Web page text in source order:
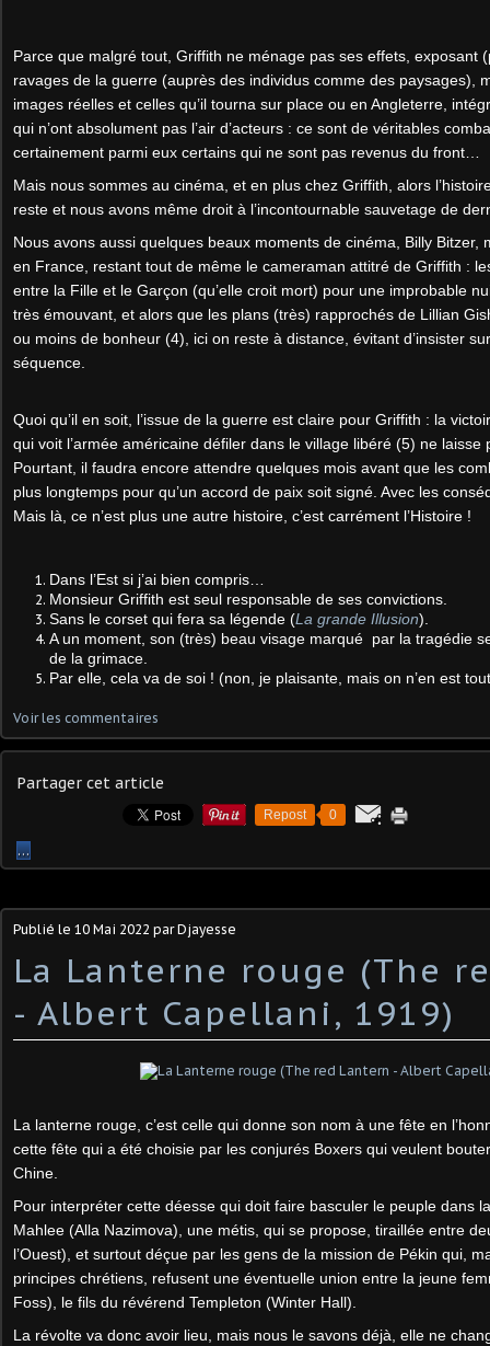
Parce que malgré tout, Griffith ne ménage pas ses effets, exposant
ravages de la guerre (auprès des individus comme des paysages),
images réelles et celles qu’il tourna sur place ou en Angleterre,
qui n’ont absolument pas l’air d’acteurs : ce sont de véritables
certainement parmi eux certains qui ne sont pas revenus du front…
Mais nous sommes au cinéma, et en plus chez Griffith, alors
reste et nous avons même droit à l’incontournable sauvetage de
Nous avons aussi quelques beaux moments de cinéma, Billy Bitzer,
en France, restant tout de même le cameraman attitré de Griffith :
entre la Fille et le Garçon (qu’elle croit mort) pour une improbable
très émouvant, et alors que les plans (très) rapprochés de Lillian
ou moins de bonheur (4), ici on reste à distance, évitant d’insister
séquence.
Quoi qu’il en soit, l’issue de la guerre est claire pour Griffith : la
qui voit l’armée américaine défiler dans le village libéré (5) ne laisse
Pourtant, il faudra encore attendre quelques mois avant que les
plus longtemps pour qu’un accord de paix soit signé. Avec les
Mais là, ce n’est plus une autre histoire, c’est carrément l’Histoire !
Dans l’Est si j’ai bien compris…
Monsieur Griffith est seul responsable de ses convictions.
Sans le corset qui fera sa légende (La grande Illusion).
A un moment, son (très) beau visage marqué par la tragédie
de la grimace.
Par elle, cela va de soi ! (non, je plaisante, mais on n’en est
Voir les commentaires
Partager cet article
Repost 0
…
Publié le 10 Mai 2022 par Djayesse
La Lanterne rouge (The
- Albert Capellani, 1919)
La lanterne rouge, c’est celle qui donne son nom à une fête en
cette fête qui a été choisie par les conjurés Boxers qui veulent
Chine.
Pour interpréter cette déesse qui doit faire basculer le peuple dans
Mahlee (Alla Nazimova), une métis, qui se propose, tiraillée entre
l’Ouest), et surtout déçue par les gens de la mission de Pékin qui,
principes chrétiens, refusent une éventuelle union entre la jeune
Foss), le fils du révérend Templeton (Winter Hall).
La révolte va donc avoir lieu, mais nous le savons déjà, elle ne